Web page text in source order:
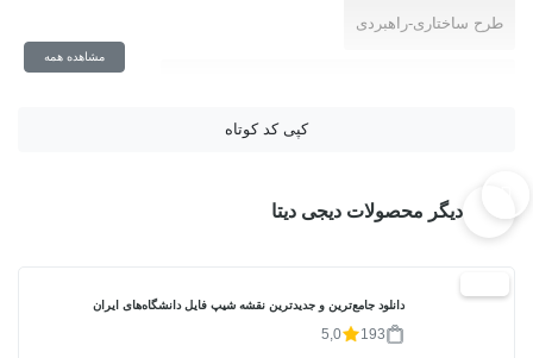
طرح ساختاری-راهبردی
مشاهده همه
کپی کد کوتاه
دیگر محصولات دیجی دیتا
دانلود جامع‌ترین و جدیدترین نقشه شیپ فایل دانشگاه‌های ایران
193
5,0